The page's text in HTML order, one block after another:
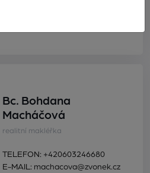
Bc. Bohdana
Macháčová
realitní makléřka
TELEFON: +420603246680
E-MAIL: machacova@zvonek.cz